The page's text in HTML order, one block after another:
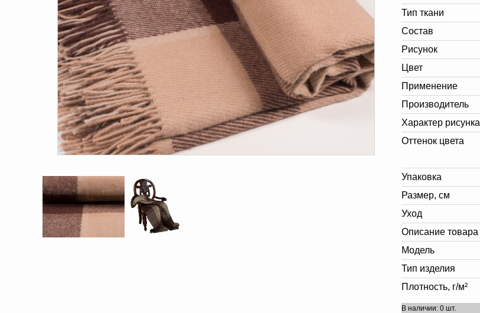
Тип ткани
Состав
Рисунок
Цвет
Применение
Производитель
Характер рисунка
Оттенок цвета
Упаковка
Размер, см
Уход
Описание товара
Модель
Тип изделия
Плотность, г/м²
В наличии: 0 шт.